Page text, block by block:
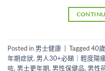
Posted in 男士健康 Tagged40
年期症狀, 男人30+必睇｜輕度陽
咗, 男士更年期, 男性保健品, 男性